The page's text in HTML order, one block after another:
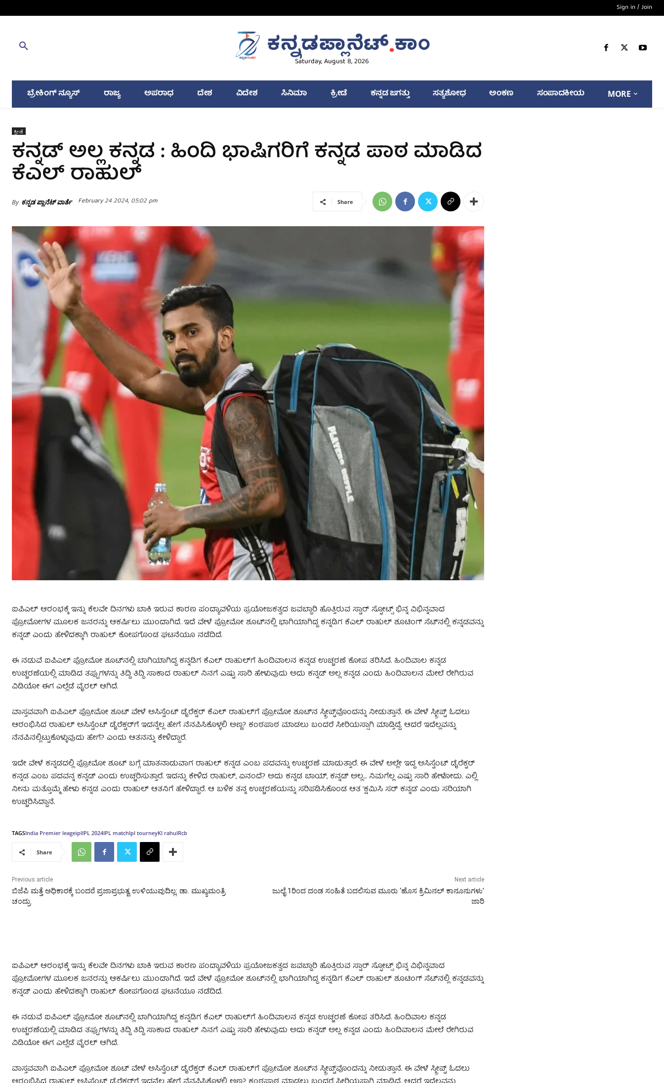
Sign in / Join
Saturday, August 8, 2026
ಬ್ರೇಕಿಂಗ್ ನ್ಯೂಸ್ ರಾಜ್ಯ ಅಪರಾಧ ದೇಶ ವಿದೇಶ ಸಿನಿಮಾ ಕ್ರೀಡೆ ಕನ್ನಡ ಜಗತ್ತು ಸತ್ಯಶೋಧ ಅಂಕಣ ಸಂಪಾದಕೀಯ MORE
ಕ್ರೀಡೆ
ಕನ್ನಡ್ ಅಲ್ಲ ಕನ್ನಡ : ಹಿಂದಿ ಭಾಷಿಗರಿಗೆ ಕನ್ನಡ ಪಾಠ ಮಾಡಿದ
ಕೆಎಲ್ ರಾಹುಲ್
By ಕನ್ನಡ ಪ್ಲಾನೆಟ್ ವಾರ್ತೆ February 24 2024, 05:02 pm Share
ಐಪಿಎಲ್ ಆರಂಭಕ್ಕೆ ಇನ್ನು ಕೆಲವೇ ದಿನಗಳು ಬಾಕಿ ಇರುವ ಕಾರಣ ಪಂದ್ಯಾವಳಿಯ ಪ್ರಯೋಜಕತ್ವದ ಜವಬ್ದಾರಿ ಹೊತ್ತಿರುವ ಸ್ಟಾರ್ ಸ್ಫೋಟ್ಸ್ ಭಿನ್ನ ವಿಭಿನ್ನವಾದ
ಪ್ರೋಮೋಗಳ ಮೂಲಕ ಜನರನ್ನು ಆಕರ್ಷಿಲು ಮುಂದಾಗಿದೆ. ಇದೆ ವೇಳೆ ಪ್ರೋಮೋ ಶೂಟ್​ನಲ್ಲಿ ಭಾಗಿಯಾಗಿದ್ದ ಕನ್ನಡಿಗ ಕೆಎಲ್ ರಾಹುಲ್ ಶೂಟಿಂಗ್​ ಸೆಟ್​ನಲ್ಲಿ ಕನ್ನಡವನ್ನು
ಕನ್ನಡ್ ಎಂದು ಹೇಳಿದಕ್ಕಾಗಿ ರಾಹುಲ್ ಕೋಪಗೊಂಡ ಘಟನೆಯೂ ನಡೆದಿದೆ.
ಈ ನಡುವೆ ಐಪಿಎಲ್ ಪ್ರೋಮೋ ಶೂಟ್​ನಲ್ಲಿ ಬಾಗಿಯಾಗಿದ್ದ ಕನ್ನಡಿಗ ಕೆಎಲ್ ರಾಹುಲ್​ಗೆ ಹಿಂದಿವಾಲನ ಕನ್ನಡ ಉಚ್ಚರಣೆ ಕೋಪ ತರಿಸಿದೆ. ಹಿಂದಿವಾಲ ಕನ್ನಡ
ಉಚ್ಚರಣೆಯಲ್ಲಿ ಮಾಡಿದ ತಪ್ಪುಗಳನ್ನು ತಿದ್ದಿ ತಿದ್ದಿ ಸಾಕಾದ ರಾಹುಲ್ ನಿನಗೆ ಎಷ್ಟು ಸಾರಿ ಹೇಳುವುದು ಅದು ಕನ್ನಡ್ ಅಲ್ಲ ಕನ್ನಡ ಎಂದು ಹಿಂದಿವಾಲನ ಮೇಲೆ ರೇಗಿರುವ
ವಿಡಿಯೋ ಈಗ ಎಲ್ಲೆಡೆ ವೈರಲ್ ಆಗಿದೆ.
ವಾಸ್ತವವಾಗಿ ಐಪಿಎಲ್ ಪ್ರೋಮೋ ಶೂಟ್ ವೇಳೆ ಅಸಿಸ್ಟೆಂಟ್ ಡೈರೆಕ್ಟರ್ ಕೆಎಲ್ ರಾಹುಲ್​ಗೆ ಪ್ರೋಮೋ ಶೂಟ್​ನ ಸ್ಕ್ರೀಪ್ಟ್​ವೊಂದನ್ನು ನೀಡುತ್ತಾನೆ. ಈ ವೇಳೆ ಸ್ಕ್ರೀಪ್ಟ್ ಓದಲು
ಆರಂಭಿಸಿದ ರಾಹುಲ್ ಅಸಿಸ್ಟೆಂಟ್ ಡೈರೆಕ್ಟರ್​ಗೆ ಇದನ್ನೆಲ್ಲ ಹೇಗೆ ನೆನಪಿಸಿಕೊಳ್ಳಲಿ ಅಣ್ಣ? ಕಂಠಪಾಠ ಮಾಡಲು ಬಂದರೆ ಸೀರಿಯಸ್ಸಾಗಿ ಮಾಡ್ತಿದ್ದೆ. ಆದರೆ ಇದೆಲ್ಲವನ್ನು
ನೆನಪಿನಲ್ಲಿಟ್ಟುಕೊಳ್ಳುವುದು ಹೇಗೆ? ಎಂದು ಆತನನ್ನು ಕೇಳಿದ್ದಾರೆ.
ಇದೇ ವೇಳೆ ಕನ್ನಡದಲ್ಲಿ ಪ್ರೋಮೋ ಶೂಟ್​ ಬಗ್ಗೆ ಮಾತನಾಡುವಾಗ ರಾಹುಲ್ ಕನ್ನಡ ಎಂಬ ಪದವನ್ನು ಉಚ್ಚರಣೆ ಮಾಡುತ್ತಾರೆ. ಈ ವೇಳೆ ಅಲ್ಲೇ ಇದ್ದ ಅಸಿಸ್ಟೆಂಟ್ ಡೈರೆಕ್ಟರ್
ಕನ್ನಡ ಎಂಬ ಪದವನ್ನ ಕನ್ನಡ್ ಎಂದು ಉಚ್ಚರಿಸುತ್ತಾರೆ. ಇದನ್ನು ಕೇಳಿದ ರಾಹುಲ್, ಏನಂದೆ? ಅದು ಕನ್ನಡ ಬಾಯ್, ಕನ್ನಡ್ ಅಲ್ಲ… ನಿಮಗೆಲ್ಲ ಎಷ್ಟು ಸಾರಿ ಹೇಳೋದು. ಎಲ್ಲಿ
ನೀನು ಮತ್ತೊಮ್ಮೆ ಹೇಳು ಕನ್ನಡ ಎಂದು ರಾಹುಲ್ ಆತನಿಗೆ ಹೇಳಿದ್ದಾರೆ. ಆ ಬಳಿಕ ತನ್ನ ಉಚ್ಚರಣೆಯನ್ನು ಸರಿಪಡಿಸಿಕೊಂಡ ಆತ ‘ಕ್ಷಮಿಸಿ ಸರ್ ಕನ್ನಡ’ ಎಂದು ಸರಿಯಾಗಿ
ಉಚ್ಚರಿಸಿದ್ದಾನೆ.
TAGSIndia Premier leageiplIPL 2024IPL matchIpl tourneyKl rahulRcb
Share
Previous article
ಬಿಜೆಪಿ ಮತ್ತೆ ಅಧಿಕಾರಕ್ಕೆ ಬಂದರೆ ಪ್ರಜಾಪ್ರಭುತ್ವ ಉಳಿಯುವುದಿಲ್ಲ: ಡಾ. ಮುಖ್ಯಮಂತ್ರಿ
ಚಂದ್ರು
Next article
ಜುಲೈ 1ರಿಂದ ದಂಡ ಸಂಹಿತೆ ಬದಲಿಸುವ ಮೂರು ‘ಹೊಸ ಕ್ರಿಮಿನಲ್ ಕಾನೂನುಗಳು’
ಜಾರಿ
ಐಪಿಎಲ್ ಆರಂಭಕ್ಕೆ ಇನ್ನು ಕೆಲವೇ ದಿನಗಳು ಬಾಕಿ ಇರುವ ಕಾರಣ ಪಂದ್ಯಾವಳಿಯ ಪ್ರಯೋಜಕತ್ವದ ಜವಬ್ದಾರಿ ಹೊತ್ತಿರುವ ಸ್ಟಾರ್ ಸ್ಫೋಟ್ಸ್ ಭಿನ್ನ ವಿಭಿನ್ನವಾದ
ಪ್ರೋಮೋಗಳ ಮೂಲಕ ಜನರನ್ನು ಆಕರ್ಷಿಲು ಮುಂದಾಗಿದೆ. ಇದೆ ವೇಳೆ ಪ್ರೋಮೋ ಶೂಟ್​ನಲ್ಲಿ ಭಾಗಿಯಾಗಿದ್ದ ಕನ್ನಡಿಗ ಕೆಎಲ್ ರಾಹುಲ್ ಶೂಟಿಂಗ್​ ಸೆಟ್​ನಲ್ಲಿ ಕನ್ನಡವನ್ನು
ಕನ್ನಡ್ ಎಂದು ಹೇಳಿದಕ್ಕಾಗಿ ರಾಹುಲ್ ಕೋಪಗೊಂಡ ಘಟನೆಯೂ ನಡೆದಿದೆ.
ಈ ನಡುವೆ ಐಪಿಎಲ್ ಪ್ರೋಮೋ ಶೂಟ್​ನಲ್ಲಿ ಬಾಗಿಯಾಗಿದ್ದ ಕನ್ನಡಿಗ ಕೆಎಲ್ ರಾಹುಲ್​ಗೆ ಹಿಂದಿವಾಲನ ಕನ್ನಡ ಉಚ್ಚರಣೆ ಕೋಪ ತರಿಸಿದೆ. ಹಿಂದಿವಾಲ ಕನ್ನಡ
ಉಚ್ಚರಣೆಯಲ್ಲಿ ಮಾಡಿದ ತಪ್ಪುಗಳನ್ನು ತಿದ್ದಿ ತಿದ್ದಿ ಸಾಕಾದ ರಾಹುಲ್ ನಿನಗೆ ಎಷ್ಟು ಸಾರಿ ಹೇಳುವುದು ಅದು ಕನ್ನಡ್ ಅಲ್ಲ ಕನ್ನಡ ಎಂದು ಹಿಂದಿವಾಲನ ಮೇಲೆ ರೇಗಿರುವ
ವಿಡಿಯೋ ಈಗ ಎಲ್ಲೆಡೆ ವೈರಲ್ ಆಗಿದೆ.
ವಾಸ್ತವವಾಗಿ ಐಪಿಎಲ್ ಪ್ರೋಮೋ ಶೂಟ್ ವೇಳೆ ಅಸಿಸ್ಟೆಂಟ್ ಡೈರೆಕ್ಟರ್ ಕೆಎಲ್ ರಾಹುಲ್​ಗೆ ಪ್ರೋಮೋ ಶೂಟ್​ನ ಸ್ಕ್ರೀಪ್ಟ್​ವೊಂದನ್ನು ನೀಡುತ್ತಾನೆ. ಈ ವೇಳೆ ಸ್ಕ್ರೀಪ್ಟ್ ಓದಲು